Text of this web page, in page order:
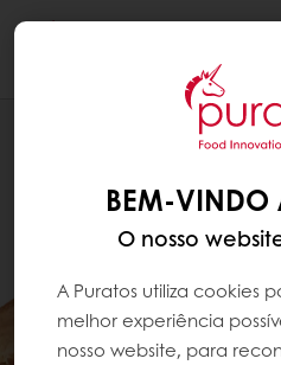
BEM-VINDO
O nosso
A Puratos utiliza cookies
melhor experiência
nosso website, para